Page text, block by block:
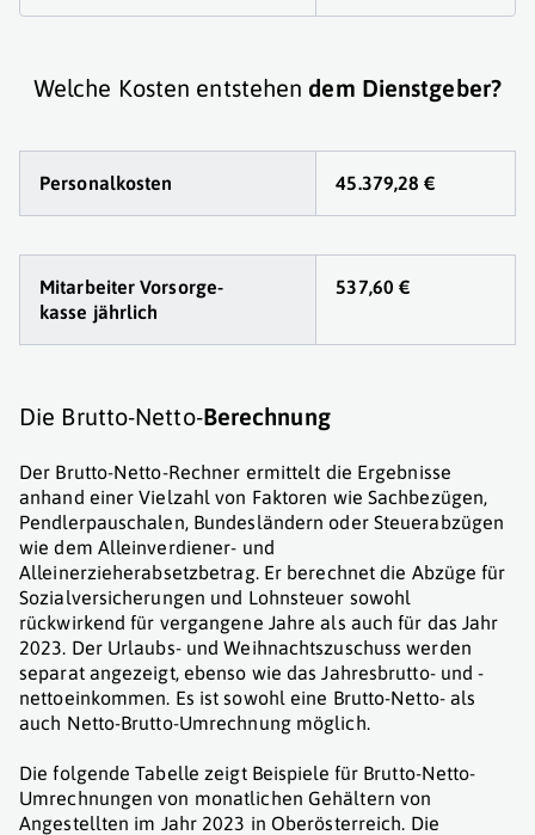
Welche Kosten entstehen dem Dienstgeber?
Personalkosten 45.379,28 €
Mitarbeiter Vorsorge-
kasse jährlich
537,60 €
Die Brutto-Netto-Berechnung
Der Brutto-Netto-Rechner ermittelt die Ergebnisse
anhand einer Vielzahl von Faktoren wie Sachbezügen,
Pendlerpauschalen, Bundesländern oder Steuerabzügen
wie dem Alleinverdiener- und
Alleinerzieherabsetzbetrag. Er berechnet die Abzüge für
Sozialversicherungen und Lohnsteuer sowohl
rückwirkend für vergangene Jahre als auch für das Jahr
2023. Der Urlaubs- und Weihnachtszuschuss werden
separat angezeigt, ebenso wie das Jahresbrutto- und -
nettoeinkommen. Es ist sowohl eine Brutto-Netto- als
auch Netto-Brutto-Umrechnung möglich.
Die folgende Tabelle zeigt Beispiele für Brutto-Netto-
Umrechnungen von monatlichen Gehältern von
Angestellten im Jahr 2023 in Oberösterreich. Die